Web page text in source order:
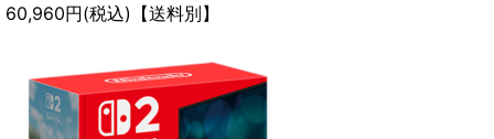
60,960円(税込)【送料別】